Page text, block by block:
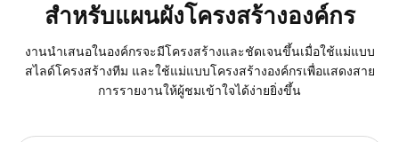
สำหรับแผนผังโครงสร้างองค์กร
งานนำเสนอในองค์กรจะมีโครงสร้างและชัดเจนขึ้นเมื่อใช้แม่แบบ
สไลด์โครงสร้างทีม และใช้แม่แบบโครงสร้างองค์กรเพื่อแสดงสาย
การรายงานให้ผู้ชมเข้าใจได้ง่ายยิ่งขึ้น